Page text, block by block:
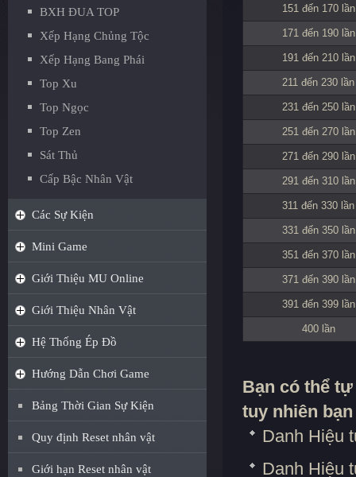
BXH ĐUA TOP
Xếp Hạng Chủng Tộc
Xếp Hạng Bang Phái
Top Xu
Top Ngọc
Top Zen
Sát Thủ
Cấp Bậc Nhân Vật
Các Sự Kiện
Mini Game
Giới Thiệu MU Online
Giới Thiệu Nhân Vật
Hệ Thống Ép Đồ
Hướng Dẫn Chơi Game
Bảng Thời Gian Sự Kiện
Quy định Reset nhân vật
Giới hạn Reset nhân vật
151 đến 170 lần
171 đến 190 lần
191 đến 210 lần
211 đến 230 lần
231 đến 250 lần
251 đến 270 lần
271 đến 290 lần
291 đến 310 lần
311 đến 330 lần
331 đến 350 lần
351 đến 370 lần
371 đến 390 lần
391 đến 399 lần
400 lần
Bạn có thể
tuy nhiên
Danh Hiệu
Danh Hiệu